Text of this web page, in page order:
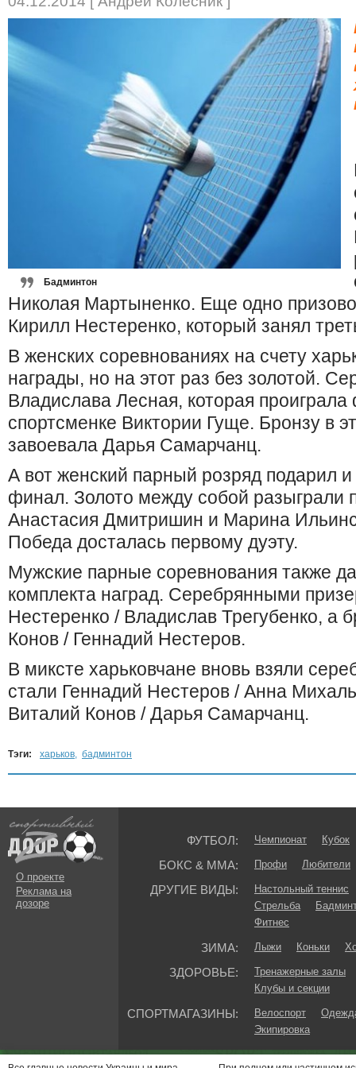
Бадминтон
Николая Мартыненко. Еще одно
Кирилл Нестеренко, который занял
В женских соревнованиях на счету
награды, но на этот раз без золотой.
Владислава Лесная, которая
спортсменке Виктории Гуще. Бронзу в
завоевала Дарья Самарчанц.
А вот женский парный розряд подарил и
финал. Золото между собой
Анастасия Дмитришин и Марина
Победа досталась первому дуэту.
Мужские парные соревнования также
комплекта наград. Серебрянными
Нестеренко / Владислав Трегубенко, а
Конов / Геннадий Нестеров.
В миксте харьковчане вновь взяли
стали Геннадий Нестеров / Анна
Виталий Конов / Дарья Самарчанц.
Тэги: харьков, бадминтон
О проекте
Реклама на
дозоре
ФУТБОЛ: Чемпионат Кубок
БОКС & ММА: Профи Любители
ДРУГИЕ ВИДЫ:
Настольный теннис
Стрельба
Фитнес
ЗИМА: Лыжи Коньки
ЗДОРОВЬЕ:
Тренажерные залы
Клубы и секции
СПОРТМАГАЗИНЫ: Велоспорт
Экипировка